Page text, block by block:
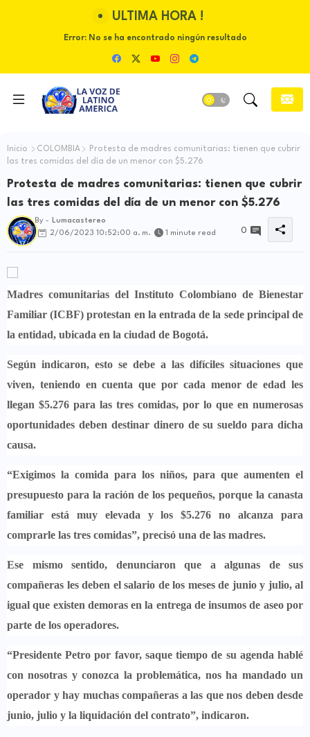
ULTIMA HORA !
Error:No se ha encontrado ningún resultado
Inicio COLOMBIA
Protesta de madres comunitarias: tienen que cubrir
las tres comidas del día de un menor con $5.276
Protesta de madres comunitarias: tienen que cubrir
las tres comidas del día de un menor con $5.276
By -
Lumacastereo
2/06/2023 10:52:00 a. m.
1 minute read 0
Madres comunitarias del Instituto Colombiano de Bienestar
Familiar (ICBF) protestan en la entrada de la sede principal de
la entidad, ubicada en la ciudad de Bogotá.
Según indicaron, esto se debe a las difíciles situaciones que
viven, teniendo en cuenta que por cada menor de edad les
llegan $5.276 para las tres comidas, por lo que en numerosas
oportunidades deben destinar dinero de su sueldo para dicha
causa.
“Exigimos la comida para los niños, para que aumenten el
presupuesto para la ración de los pequeños, porque la canasta
familiar está muy elevada y los $5.276 no alcanza para
comprarle las tres comidas”, precisó una de las madres.
Ese mismo sentido, denunciaron que a algunas de sus
compañeras les deben el salario de los meses de junio y julio, al
igual que existen demoras en la entrega de insumos de aseo por
parte de los operadores.
“Presidente Petro por favor, saque tiempo de su agenda hablé
con nosotras y conozca la problemática, nos ha mandado un
operador y hay muchas compañeras a las que nos deben desde
junio, julio y la liquidación del contrato”, indicaron.